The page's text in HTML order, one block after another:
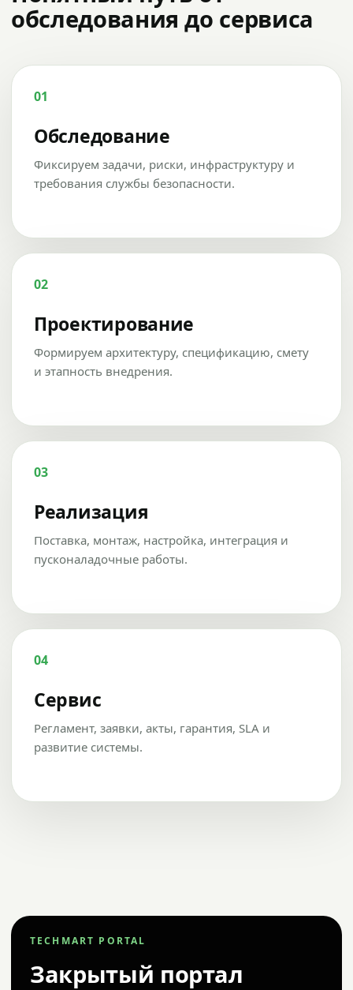
обследования до сервиса
01
Обследование
Фиксируем задачи, риски, инфраструктуру и
требования службы безопасности.
02
Проектирование
Формируем архитектуру, спецификацию, смету
и этапность внедрения.
03
Реализация
Поставка, монтаж, настройка, интеграция и
пусконаладочные работы.
04
Сервис
Регламент, заявки, акты, гарантия, SLA и
развитие системы.
TECHMART PORTAL
Закрытый портал